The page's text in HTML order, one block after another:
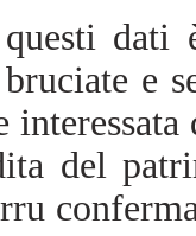
dati
bruciate
del